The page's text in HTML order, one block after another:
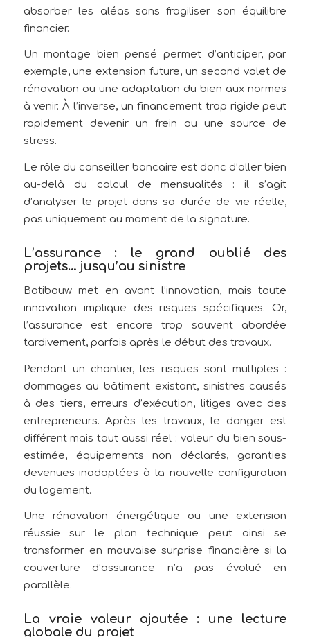
absorber les aléas sans fragiliser son équilibre
financier.
Un montage bien pensé permet d’anticiper, par
exemple, une extension future, un second volet de
rénovation ou une adaptation du bien aux normes
à venir. À l’inverse, un financement trop rigide peut
rapidement devenir un frein ou une source de
stress.
Le rôle du conseiller bancaire est donc d’aller bien
au-delà du calcul de mensualités : il s’agit
d’analyser le projet dans sa durée de vie réelle,
pas uniquement au moment de la signature.
L’assurance : le grand oublié des
projets… jusqu’au sinistre
Batibouw met en avant l’innovation, mais toute
innovation implique des risques spécifiques. Or,
l’assurance est encore trop souvent abordée
tardivement, parfois après le début des travaux.
Pendant un chantier, les risques sont multiples :
dommages au bâtiment existant, sinistres causés
à des tiers, erreurs d’exécution, litiges avec des
entrepreneurs. Après les travaux, le danger est
différent mais tout aussi réel : valeur du bien sous-
estimée, équipements non déclarés, garanties
devenues inadaptées à la nouvelle configuration
du logement.
Une rénovation énergétique ou une extension
réussie sur le plan technique peut ainsi se
transformer en mauvaise surprise financière si la
couverture d’assurance n’a pas évolué en
parallèle.
La vraie valeur ajoutée : une lecture
globale du projet